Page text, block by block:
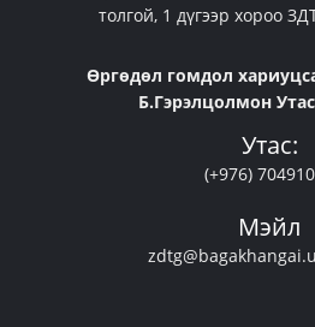
толгой, 1 дүгээр хороо
Өргөдөл гомдол
Б.Гэрэлцолмон
Утас:
(+976)
Мэйл